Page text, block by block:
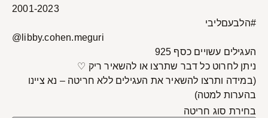
2001-2023
#הלבעםליבי
@libby.cohen.meguri
העגילים עשויים כסף 925
ניתן לחרוט כל דבר שתרצו או להשאיר ריק ♡
(במידה ותרצו להשאיר את העגילים ללא חריטה – נא ציינו
בהערות למטה)
בחירת סוג חריטה